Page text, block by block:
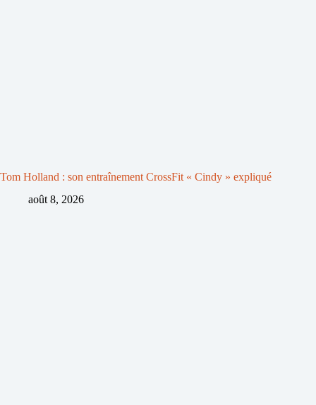
Tom Holland : son entraînement CrossFit « Cindy » expliqué
août 8, 2026